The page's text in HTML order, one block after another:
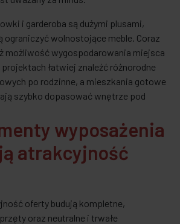
i garderoba są dużymi plusami,
ograniczyć wolnostojące meble. Coraz
możliwość wygospodarowania miejsca
łatwiej znaleźć różnorodne
po rodzinne, a mieszkania gotowe
szybko dopasować wnętrze pod
wyposażenia
atrakcyjność
oferty budują kompletne,
oraz neutralne i trwałe